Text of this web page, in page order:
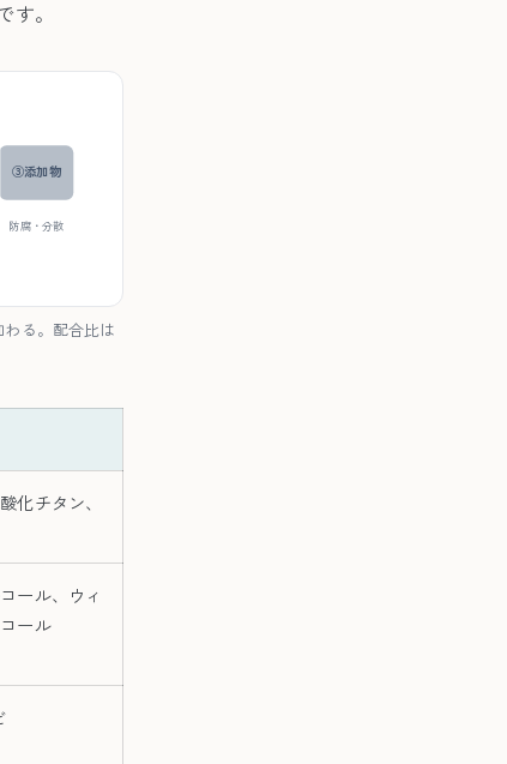
。
③添加物
防腐・分散
る。配合比は
化チタン、
ール、ウィ
ール